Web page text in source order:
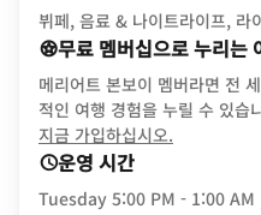
뷔페, 음료 & 나이트라이프, 라
무료 멤버십으로 누리는
메리어트 본보이 멤버라면 전
적인 여행 경험을 누릴 수 있습
지금 가입하십시오.
운영 시간
Tuesday 5:00 PM - 1:00 AM